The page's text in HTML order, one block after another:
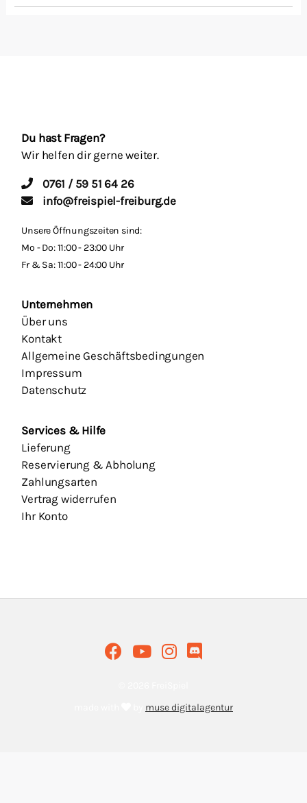
Du hast Fragen?
Wir helfen dir gerne weiter.
0761 / 59 51 64 26
info@freispiel-freiburg.de
Unsere Öffnungszeiten sind:
Mo - Do: 11:00 - 23:00 Uhr
Fr & Sa: 11:00 - 24:00 Uhr
Unternehmen
Über uns
Kontakt
Allgemeine Geschäftsbedingungen
Impressum
Datenschutz
Services & Hilfe
Lieferung
Reservierung & Abholung
Zahlungsarten
Vertrag widerrufen
Ihr Konto
muse digitalagentur